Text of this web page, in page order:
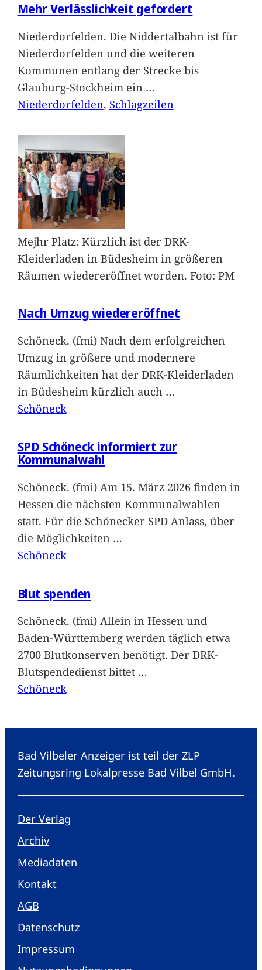
Mehr Verlässlichkeit gefordert
Niederdorfelden. Die Niddertalbahn ist für
Niederdorfelden und die weiteren
Kommunen entlang der Strecke bis
Glauburg-Stockheim ein …
Niederdorfelden, Schlagzeilen
Mejhr Platz: Kürzlich ist der DRK-
Kleiderladen in Büdesheim in größeren
Räumen wiedereröffnet worden. Foto: PM
Nach Umzug wiedereröffnet
Schöneck. (fmi) Nach dem erfolgreichen
Umzug in größere und modernere
Räumlichkeiten hat der DRK-Kleiderladen
in Büdesheim kürzlich auch …
Schöneck
SPD Schöneck informiert zur
Kommunalwahl
Schöneck. (fmi) Am 15. März 2026 finden in
Hessen die nächsten Kommunalwahlen
statt. Für die Schönecker SPD Anlass, über
die Möglichkeiten …
Schöneck
Blut spenden
Schöneck. (fmi) Allein in Hessen und
Baden-Württemberg werden täglich etwa
2700 Blutkonserven benötigt. Der DRK-
Blutspendedienst bittet …
Schöneck
Bad Vilbeler Anzeiger ist teil der ZLP
Zeitungsring Lokalpresse Bad Vilbel GmbH.
Der Verlag
Archiv
Mediadaten
Kontakt
AGB
Datenschutz
Impressum